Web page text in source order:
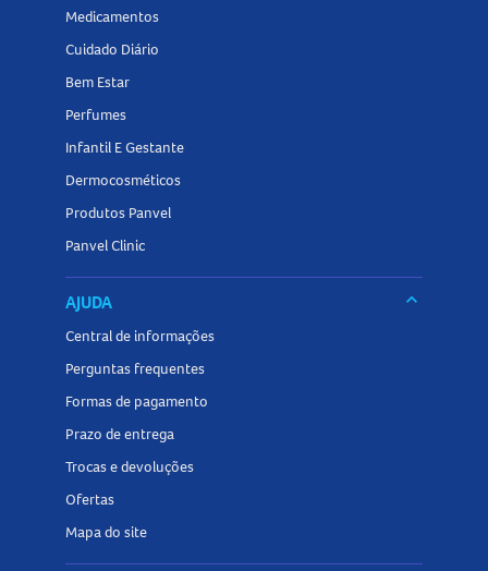
Medicamentos
Cuidado Diário
Bem Estar
Perfumes
Infantil E Gestante
Dermocosméticos
Produtos Panvel
Panvel Clinic
AJUDA keyboard_arrow_down
Central de informações
Perguntas frequentes
Formas de pagamento
Prazo de entrega
Trocas e devoluções
Ofertas
Mapa do site